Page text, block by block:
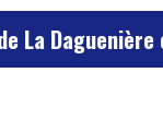
occupé par